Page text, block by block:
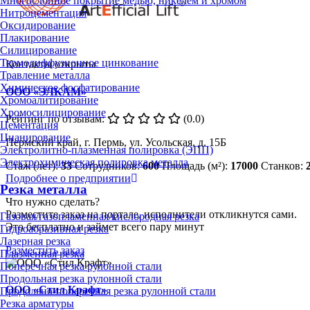
Нитроцементация
Оксидирование
Плакирование
Силицирование
Термодиффузионное цинкование
Травление металла
Химическое фосфатирование
Хромоалитирование
Хромосилицирование
Цементация
Цианирование
Электролитно-плазменная полировка (ЭПП)
Электрохимическая полировка металла
Резка металла
Газовая/газопламенная/кислородная резка
Гидроабразивная резка
Лазерная резка
Плазменная резка
Поперечная резка рулонной стали
Продольная резка рулонной стали
Продольно-поперечная резка рулонной стали
Резка арматуры
Контакты открыты
ООО «ЭЛКАМ»
Рейтинг по отзывам:
(0.0)
Пермский край, г. Пермь, ул. Усольская, д. 15Б
Стаж (лет):33 Сотрудников:600 Площадь (м²): 17000 Станков:
Подробнее о предприятии
Что нужно сделать?
Разместите заказ на портале, исполнители откликнутся сами.
Это бесплатно и займет всего пару минут
Разместить заказ
ООО «Стил Крафт»